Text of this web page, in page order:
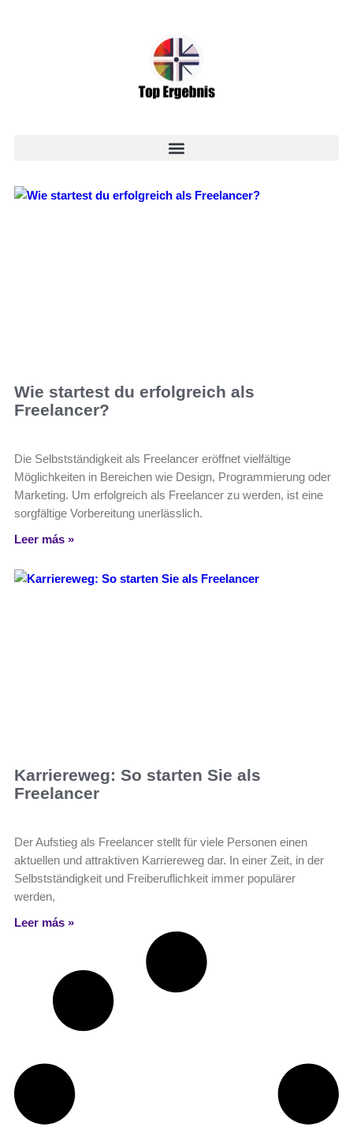
Wie startest du erfolgreich als
Freelancer?
Die Selbstständigkeit als Freelancer eröffnet vielfältige
Möglichkeiten in Bereichen wie Design, Programmierung oder
Marketing. Um erfolgreich als Freelancer zu werden, ist eine
sorgfältige Vorbereitung unerlässlich.
Leer más »
Karriereweg: So starten Sie als
Freelancer
Der Aufstieg als Freelancer stellt für viele Personen einen
aktuellen und attraktiven Karriereweg dar. In einer Zeit, in der
Selbstständigkeit und Freiberuflichkeit immer populärer
werden,
Leer más »